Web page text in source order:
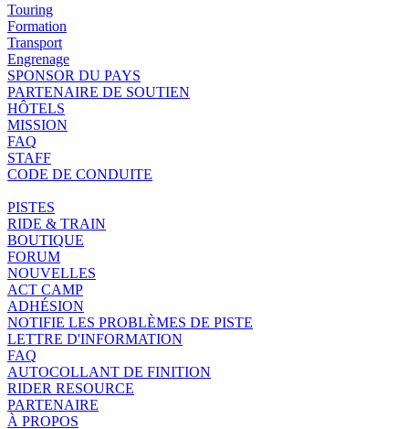
Touring
Formation
Transport
Engrenage
SPONSOR DU PAYS
PARTENAIRE DE SOUTIEN
HÔTELS
MISSION
FAQ
STAFF
CODE DE CONDUITE
PISTES
RIDE & TRAIN
BOUTIQUE
FORUM
NOUVELLES
ACT CAMP
ADHÉSION
NOTIFIE LES PROBLÈMES DE PISTE
LETTRE D'INFORMATION
FAQ
AUTOCOLLANT DE FINITION
RIDER RESOURCE
PARTENAIRE
À PROPOS